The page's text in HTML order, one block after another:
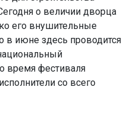
о величии дворца
его внушительные
в июне здесь проводится
время фестиваля
со всего